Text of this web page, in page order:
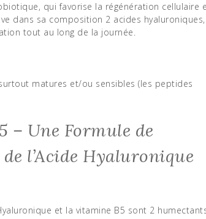
qui favorise la régénération cellulaire
dans sa composition 2 acides hyaluroniques,
tout au long de la journée.
matures et/ou sensibles (les peptides
– Une Formule de
l’Acide Hyaluronique
et la vitamine B5 sont 2